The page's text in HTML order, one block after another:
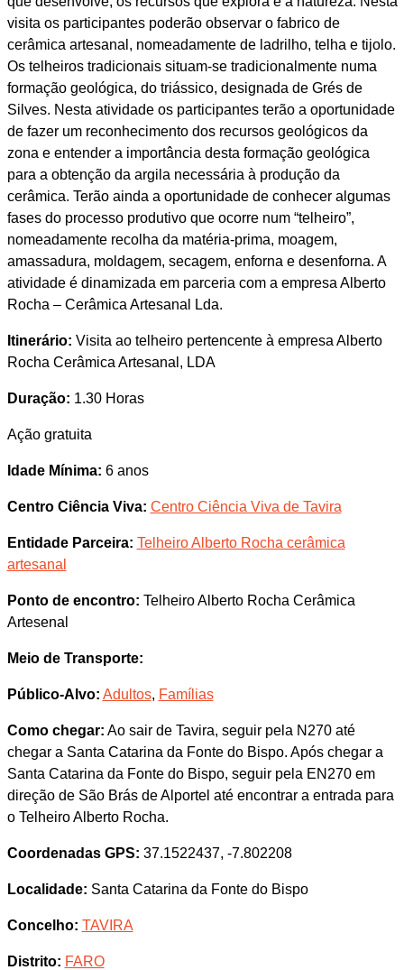
visita os participantes poderão observar o fabrico de
cerâmica artesanal, nomeadamente de ladrilho, telha e tijolo.
Os telheiros tradicionais situam-se tradicionalmente numa
formação geológica, do triássico, designada de Grés de
Silves. Nesta atividade os participantes terão a oportunidade
de fazer um reconhecimento dos recursos geológicos da
zona e entender a importância desta formação geológica
para a obtenção da argila necessária à produção da
cerâmica. Terão ainda a oportunidade de conhecer algumas
fases do processo produtivo que ocorre num “telheiro”,
nomeadamente recolha da matéria-prima, moagem,
amassadura, moldagem, secagem, enforna e desenforna. A
atividade é dinamizada em parceria com a empresa Alberto
Rocha – Cerâmica Artesanal Lda.
Itinerário: Visita ao telheiro pertencente à empresa Alberto
Rocha Cerâmica Artesanal, LDA
Duração: 1.30 Horas
Ação gratuita
Idade Mínima: 6 anos
Centro Ciência Viva: Centro Ciência Viva de Tavira
Entidade Parceira: Telheiro Alberto Rocha cerâmica
artesanal
Ponto de encontro: Telheiro Alberto Rocha Cerâmica
Artesenal
Meio de Transporte:
Público-Alvo: Adultos, Famílias
Como chegar: Ao sair de Tavira, seguir pela N270 até
chegar a Santa Catarina da Fonte do Bispo. Após chegar a
Santa Catarina da Fonte do Bispo, seguir pela EN270 em
direção de São Brás de Alportel até encontrar a entrada para
o Telheiro Alberto Rocha.
Coordenadas GPS: 37.1522437, -7.802208
Localidade: Santa Catarina da Fonte do Bispo
Concelho: TAVIRA
Distrito: FARO